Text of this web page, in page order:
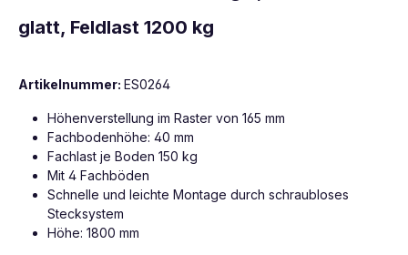
glatt, Feldlast 1200 kg
Artikelnummer: ES0264
Höhenverstellung im Raster von 165 mm
Fachbodenhöhe: 40 mm
Fachlast je Boden 150 kg
Mit 4 Fachböden
Schnelle und leichte Montage durch schraubloses
Stecksystem
Höhe: 1800 mm